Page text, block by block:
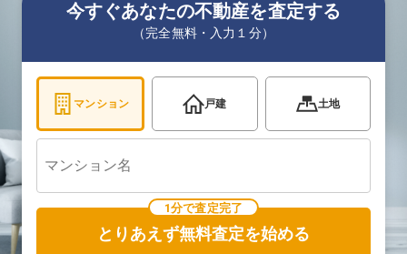
今すぐあなたの不動産を査定する
（完全無料・入力１分）
マンション 戸建 土地
1分で査定完了
とりあえず無料査定を始める